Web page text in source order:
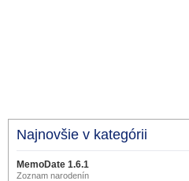
Najnovšie v kategórii
MemoDate 1.6.1
Zoznam narodenín